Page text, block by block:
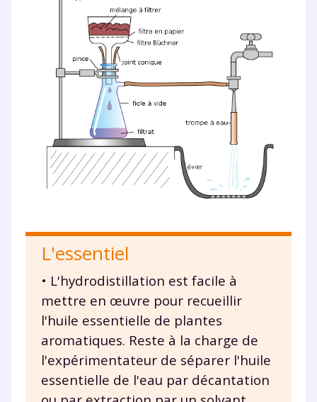
L'essentiel
• L'hydrodistillation est facile à
mettre en œuvre pour recueillir
l'huile essentielle de plantes
aromatiques. Reste à la charge de
l'expérimentateur de séparer l'huile
essentielle de l'eau par décantation
Envie de progresser
et de réussir votre
année scolaire ?
Testez gratuitement
pendant 24h notre
plateforme de soutien
scolaire !
Fiches de cours et vidéos,exercices